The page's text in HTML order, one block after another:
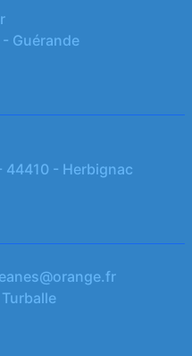
Guérande
44410 - Herbignac